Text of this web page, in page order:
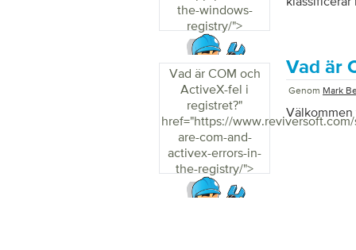
the-windows-
registry/">
vara mer
frågor i
Vad är COM och
ActiveX-fel i
registret?"
href="https://
are-com-and-
activex-errors-in-
the-registry/">
Vad är
Genom Mark